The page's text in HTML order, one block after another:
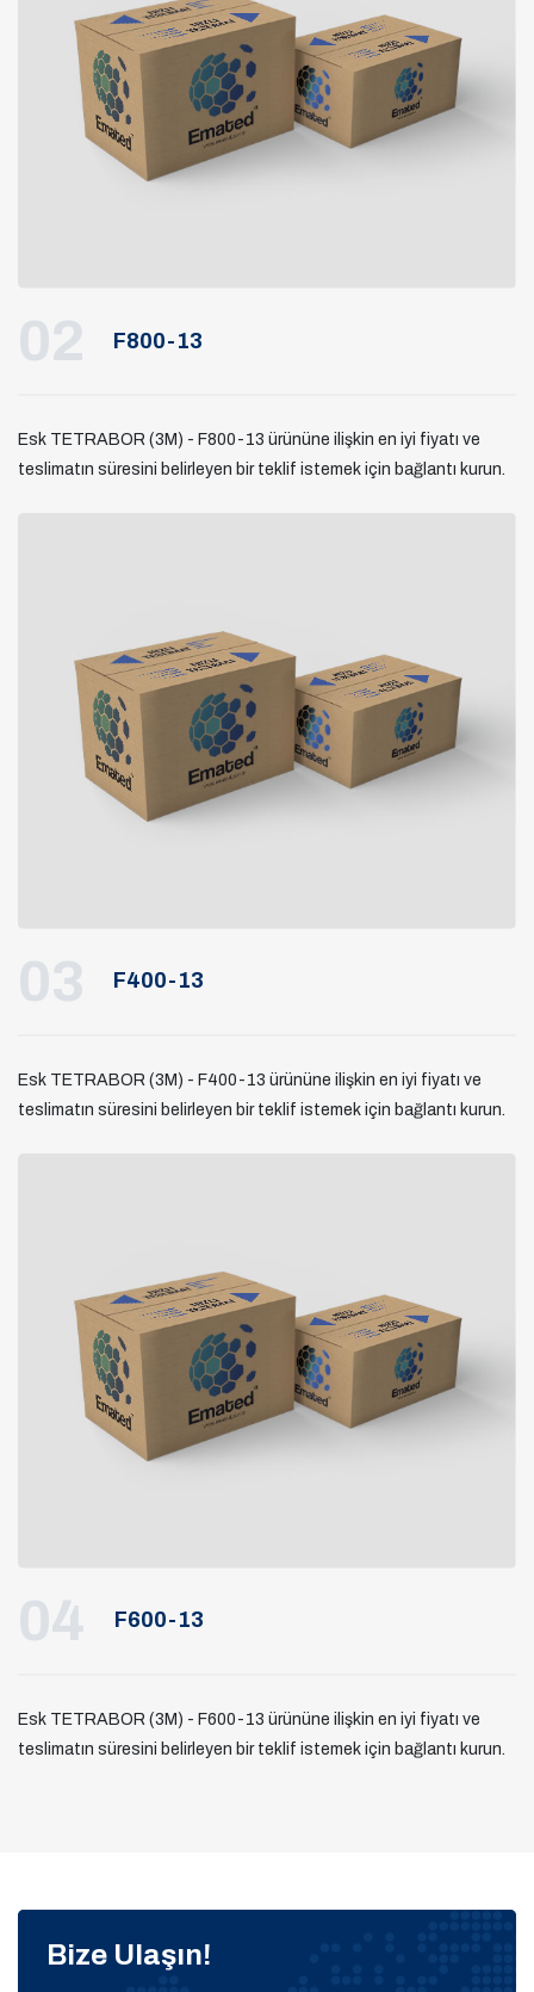
02 F800-13
Esk TETRABOR (3M) - F800-13 ürününe ilişkin en iyi fiyatı ve
teslimatın süresini belirleyen bir teklif istemek için bağlantı kurun.
03 F400-13
Esk TETRABOR (3M) - F400-13 ürününe ilişkin en iyi fiyatı ve
teslimatın süresini belirleyen bir teklif istemek için bağlantı kurun.
04 F600-13
Esk TETRABOR (3M) - F600-13 ürününe ilişkin en iyi fiyatı ve
teslimatın süresini belirleyen bir teklif istemek için bağlantı kurun.
Bize Ulaşın!